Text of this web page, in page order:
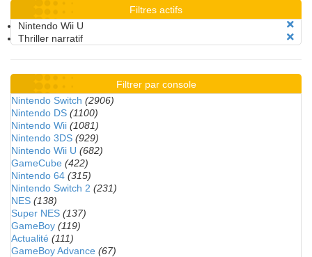
Filtres actifs
Nintendo Wii U
Thriller narratif
Filtrer par console
Nintendo Switch (2906)
Nintendo DS (1100)
Nintendo Wii (1081)
Nintendo 3DS (929)
Nintendo Wii U (682)
GameCube (422)
Nintendo 64 (315)
Nintendo Switch 2 (231)
NES (138)
Super NES (137)
GameBoy (119)
Actualité (111)
GameBoy Advance (67)